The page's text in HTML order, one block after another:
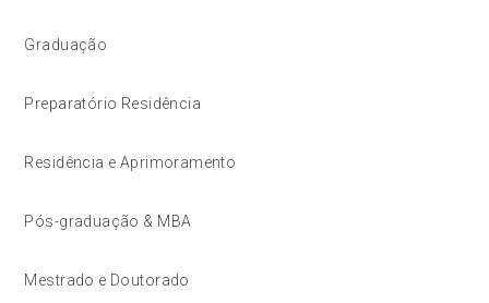
Graduação
Preparatório Residência
Residência e Aprimoramento
Pós-graduação & MBA
Mestrado e Doutorado